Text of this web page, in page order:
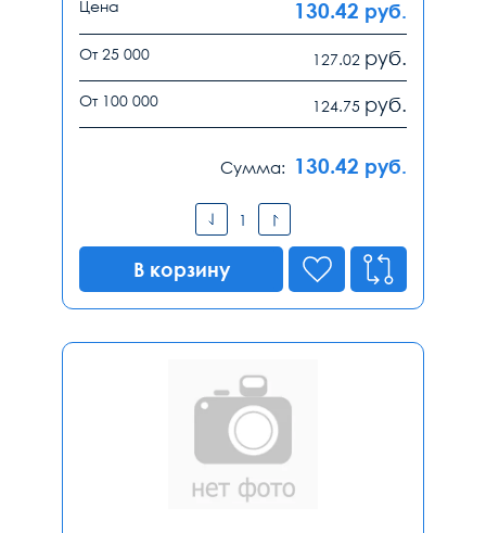
Цена 130.42 руб.
От 25 000 127.02 руб.
От 100 000 124.75 руб.
Сумма: 130.42 руб.
В корзину